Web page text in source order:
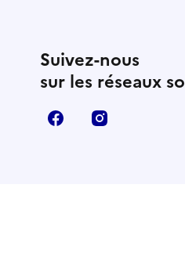
Suivez-nous
sur les réseaux
Facebook